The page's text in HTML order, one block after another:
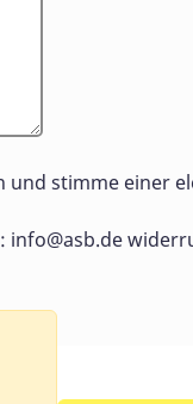
und stimme einer
info@asb.de